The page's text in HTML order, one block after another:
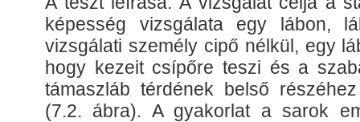
képesség vizsgálata egy lábon,
vizsgálati személy cipő nélkül, egy
hogy kezeit csípőre teszi és a
támaszláb térdének belső
(7.2. ábra). A gyakorlat a sarok